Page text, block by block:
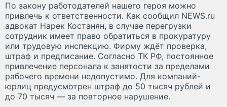
По закону работодателей нашего героя можно
привлечь к ответственности. Как сообщил NEWS.ru
адвокат Нарек Костанян, в случае перегрузки
сотрудник имеет право обратиться в прокуратуру
или трудовую инспекцию. Фирму ждёт проверка,
штраф и предписание. Согласно ТК РФ, постоянное
привлечение персонала к занятости за пределами
рабочего времени недопустимо. Для компаний-
юрлиц предусмотрен штраф до 50 тысяч рублей и
до 70 тысяч — за повторное нарушение.